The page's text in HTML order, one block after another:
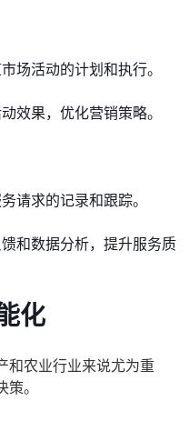
场活动的计划和执行。
效果，优化营销策略。
请求的记录和跟踪。
和数据分析，提升服务质
化
和农业行业来说尤为重
。